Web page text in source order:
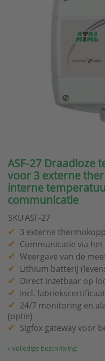
ASF-27 Draadloze
voor 3 externe
interne
communicatie
SKUASF-27
3 externe
Communicatie via
Weergave van de
Lithium batterij
Direct inzetbaar op
Incl.
24/7 monitoring en
(optie)
Sigfox gateway voor
» volledige beschrijving